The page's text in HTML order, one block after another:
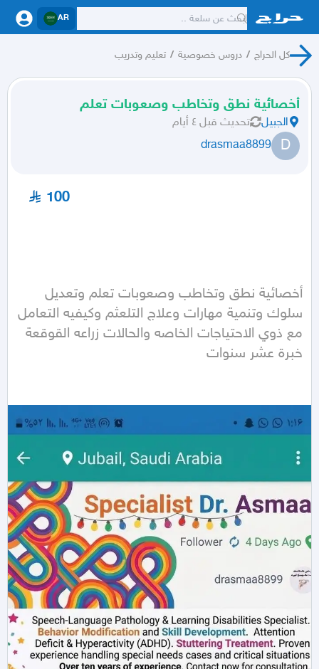
AR
كل الحراج / دروس خصوصية / تعليم وتدريب
أخصائية نطق وتخاطب وصعوبات تعلم
الجبيل تحديث قبل ٤ أيام
D
drasmaa8899
100
خبرة عشر سنوات